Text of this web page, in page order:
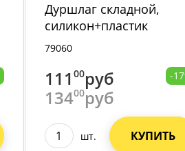
Дуршлаг складной,
силикон+пластик
28х19х9см 235-269 /
79060
111 00руб
13400руб
-
шт. КУПИТЬ